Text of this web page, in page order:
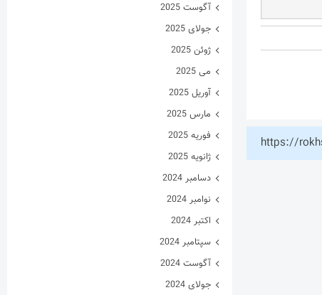
https://
آگوست 2025
جولای 2025
ژوئن 2025
می 2025
آوریل 2025
مارس 2025
فوریه 2025
ژانویه 2025
دسامبر 2024
نوامبر 2024
اکتبر 2024
سپتامبر 2024
آگوست 2024
جولای 2024